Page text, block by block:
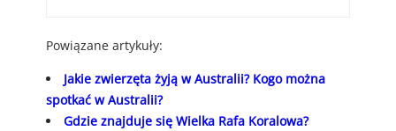
Powiązane artykuły:
Jakie zwierzęta żyją w Australii? Kogo można
spotkać w Australii?
Gdzie znajduje się Wielka Rafa Koralowa?